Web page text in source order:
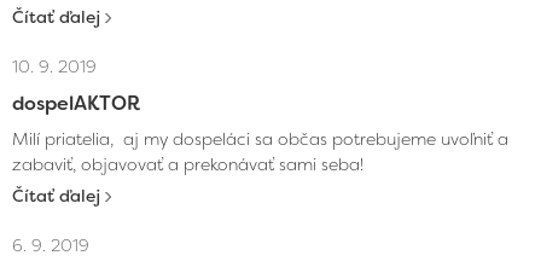
Čítať ďalej
10. 9. 2019
dospelAKTOR
Milí priatelia, aj my dospeláci sa občas potrebujeme uvoľniť a
zabaviť, objavovať a prekonávať sami seba!
Čítať ďalej
6. 9. 2019